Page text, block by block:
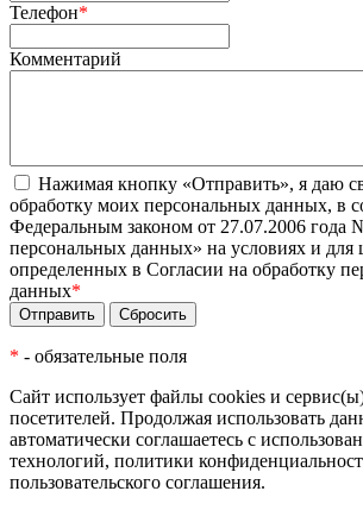
Телефон*
Комментарий
Нажимая кнопку «Отправить», я даю
обработку моих персональных данных, в
Федеральным законом от 27.07.2006
персональных данных» на условиях и для
определенных в Согласии на обработку
данных*
* - обязательные поля
Сайт использует файлы cookies и
посетителей. Продолжая использовать
автоматически соглашаетесь с
технологий, политики
пользовательского соглашения.